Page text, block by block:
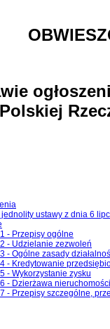
jednolity ustawy z dnia 6
1 - Przepisy ogólne
2 - Udzielanie zezwoleń
3 - Ogólne zasady
4 - Kredytowanie
- Wykorzystanie zysku
6 - Dzierżawa nieruchomości
7 - Przepisy szczególne,